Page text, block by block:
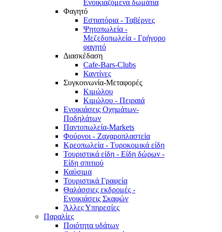
Ενοικιαζόμενα δωμάτια
Φαγητό
Εστιατόρια - Ταβέρνες
Ψητοπωλεία -
Μεζεδοπωλεία - Γρήγορο
φαγητό
Διασκέδαση
Cafe-Bars-Clubs
Καντίνες
Συγκοινωνία-Μεταφορές
Κιμώλου
Κιμώλου - Πειραιά
Ενοικιάσεις Οχημάτων-
Ποδηλάτων
Παντοπωλεία-Markets
Φούρνοι - Ζαχαροπλαστεία
Κρεοπωλεία - Τυροκομικά είδη
Τουριστικά είδη - Είδη δώρων -
Είδη σπιτιού
Καύσιμα
Τουριστικά Γραφεία
Θαλάσσιες εκδρομές -
Ενοικιάσεις Σκαφών
Άλλες Υπηρεσίες
Παραλίες
Ποιότητα υδάτων